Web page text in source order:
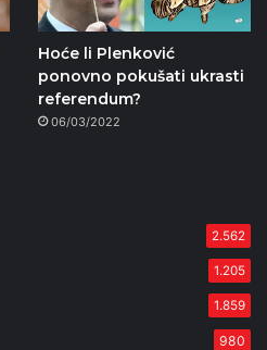
Hoće li Plenković
ponovno pokušati ukrasti
referendum?
06/03/2022
2.562
1.205
1.859
980